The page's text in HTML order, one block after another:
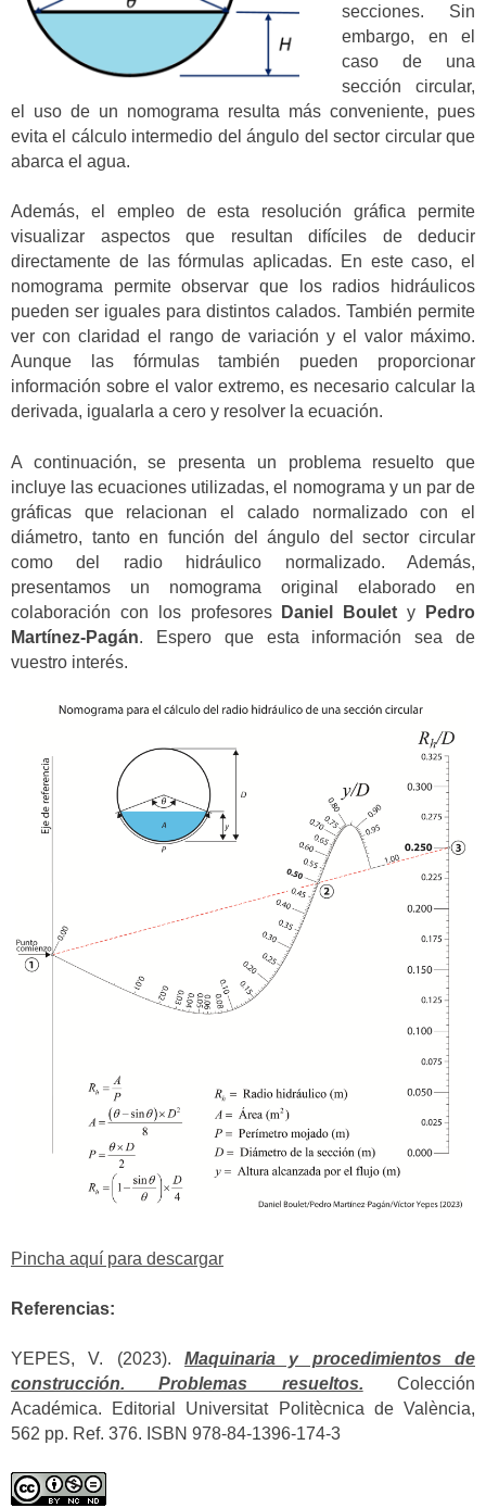
secciones. Sin
embargo, en el
caso de una
sección circular,
el uso de un nomograma resulta más conveniente, pues
evita el cálculo intermedio del ángulo del sector circular que
abarca el agua.
Además, el empleo de esta resolución gráfica permite
visualizar aspectos que resultan difíciles de deducir
directamente de las fórmulas aplicadas. En este caso, el
nomograma permite observar que los radios hidráulicos
pueden ser iguales para distintos calados. También permite
ver con claridad el rango de variación y el valor máximo.
Aunque las fórmulas también pueden proporcionar
información sobre el valor extremo, es necesario calcular la
derivada, igualarla a cero y resolver la ecuación.
A continuación, se presenta un problema resuelto que
incluye las ecuaciones utilizadas, el nomograma y un par de
gráficas que relacionan el calado normalizado con el
diámetro, tanto en función del ángulo del sector circular
como del radio hidráulico normalizado. Además,
presentamos un nomograma original elaborado en
colaboración con los profesores
Daniel Boulet y
Pedro
Martínez-Pagán. Espero que esta información sea de
vuestro interés.
Pincha aquí para descargar
Referencias:
YEPES, V. (2023). Maquinaria y procedimientos de
construcción. Problemas resueltos. Colección
Académica. Editorial Universitat Politècnica de València,
562 pp. Ref. 376. ISBN 978-84-1396-174-3